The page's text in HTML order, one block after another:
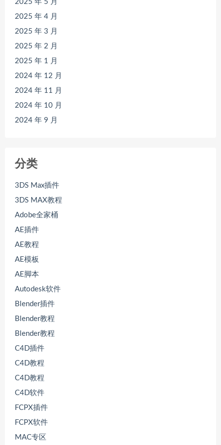
2025 年 5 月
2025 年 4 月
2025 年 3 月
2025 年 2 月
2025 年 1 月
2024 年 12 月
2024 年 11 月
2024 年 10 月
2024 年 9 月
分类
3DS Max插件
3DS MAX教程
Adobe全家桶
AE插件
AE教程
AE模板
AE脚本
Autodesk软件
Blender插件
Blender教程
Blender教程
C4D插件
C4D教程
C4D教程
C4D软件
FCPX插件
FCPX软件
MAC专区